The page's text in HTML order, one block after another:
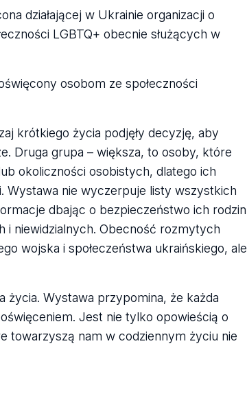
działającej w Ukrainie organizacji o
LGBTQ+ obecnie służących w
osobom ze społeczności
krótkiego życia podjęły decyzję, aby
Druga grupa – większa, to osoby, które
okoliczności osobistych, dlatego ich
nie wyczerpuje listy wszystkich
dbając o bezpieczeństwo ich rodzin
i niewidzialnych. Obecność rozmytych
wojska i społeczeństwa ukraińskiego, ale
życia. Wystawa przypomina, że każda
Jest nie tylko opowieścią o
towarzyszą nam w codziennym życiu nie